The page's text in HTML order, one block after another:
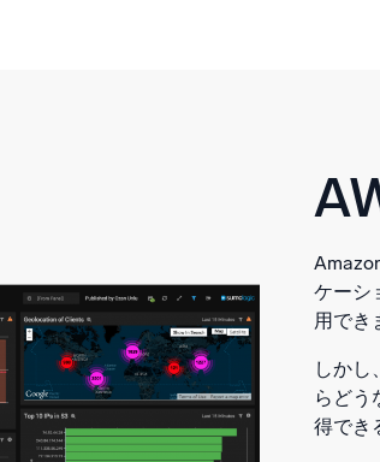
ケーシ
用でき
しかし
らどう
得でき